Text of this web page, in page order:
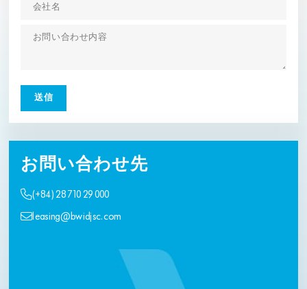
お問い合わせ先
(+84) 28 710 29 000
leasing@bwidjsc.com